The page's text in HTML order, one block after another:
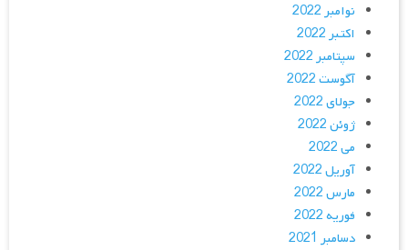
نوامبر 2022
اکتبر 2022
سپتامبر 2022
آگوست 2022
جولای 2022
ژوئن 2022
می 2022
آوریل 2022
مارس 2022
فوریه 2022
دسامبر 2021